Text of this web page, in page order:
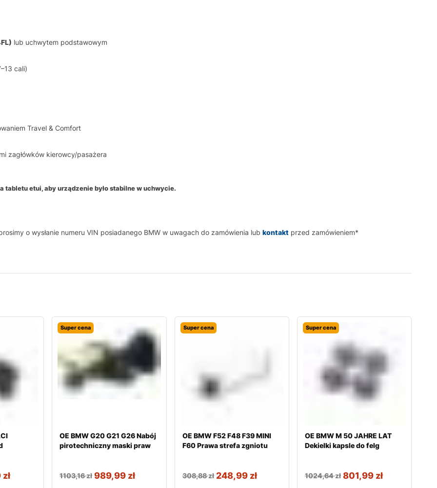
lub uchwytem podstawowym
cali)
Travel & Comfort
zagłówków kierowcy/pasażera
tabletu etui, aby urządzenie było stabilne w uchwycie.
o wysłanie numeru VIN posiadanego BMW w uwagach do zamówienia lub kontakt przed zamówieniem*
zł
Super cena
OE BMW G20 G21 G26 Nabój
pirotechniczny maski praw
1103,16zł 989,99 zł
Super cena
OE BMW F52 F48 F39 MINI
F60 Prawa strefa zgniotu
308,88zł 248,99 zł
Super cena
OE BMW M 50 JAHRE LAT
Dekielki kapsle do felg
1024,64zł 801,99 zł